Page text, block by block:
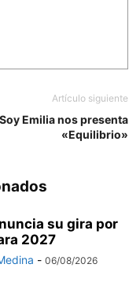
Artículo siguiente
Soy Emilia nos presenta
«Equilibrio»
su gira por
2027
- 06/08/2026